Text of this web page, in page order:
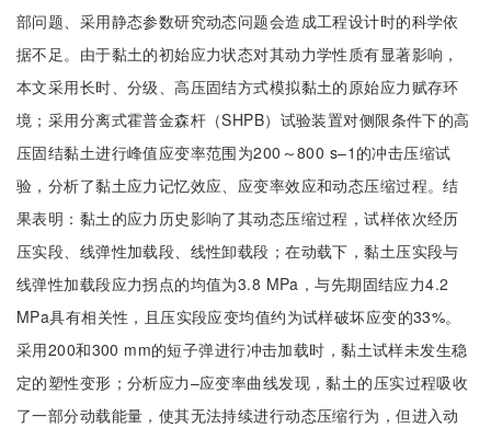
部问题、采用静态参数研究动态问题会造成工程设计时的科学依
据不足。由于黏土的初始应力状态对其动力学性质有显著影响，
本文采用长时、分级、高压固结方式模拟黏土的原始应力赋存环
境；采用分离式霍普金森杆（SHPB）试验装置对侧限条件下的高
压固结黏土进行峰值应变率范围为200～800 s–1的冲击压缩试
验，分析了黏土应力记忆效应、应变率效应和动态压缩过程。结
果表明：黏土的应力历史影响了其动态压缩过程，试样依次经历
压实段、线弹性加载段、线性卸载段；在动载下，黏土压实段与
线弹性加载段应力拐点的均值为3.8 MPa，与先期固结应力4.2
MPa具有相关性，且压实段应变均值约为试样破坏应变的33%。
采用200和300 mm的短子弹进行冲击加载时，黏土试样未发生稳
定的塑性变形；分析应力–应变率曲线发现，黏土的压实过程吸收
了一部分动载能量，使其无法持续进行动态压缩行为，但进入动